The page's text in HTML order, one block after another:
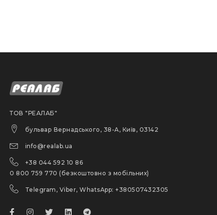
ТОВ "РЕАЛАБ"
бульвар Вернадського, 38-А, Київ, 03142
info@realab.ua
+38 044 592 10 86
0 800 759 770 (безкоштовно з мобільних)
Telegram, Viber, WhatsApp: +380507432305